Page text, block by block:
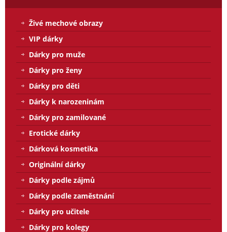
Živé mechové obrazy
VIP dárky
Dárky pro muže
Dárky pro ženy
Dárky pro děti
Dárky k narozeninám
Dárky pro zamilované
Erotické dárky
Dárková kosmetika
Originální dárky
Dárky podle zájmů
Dárky podle zaměstnání
Dárky pro učitele
Dárky pro kolegy